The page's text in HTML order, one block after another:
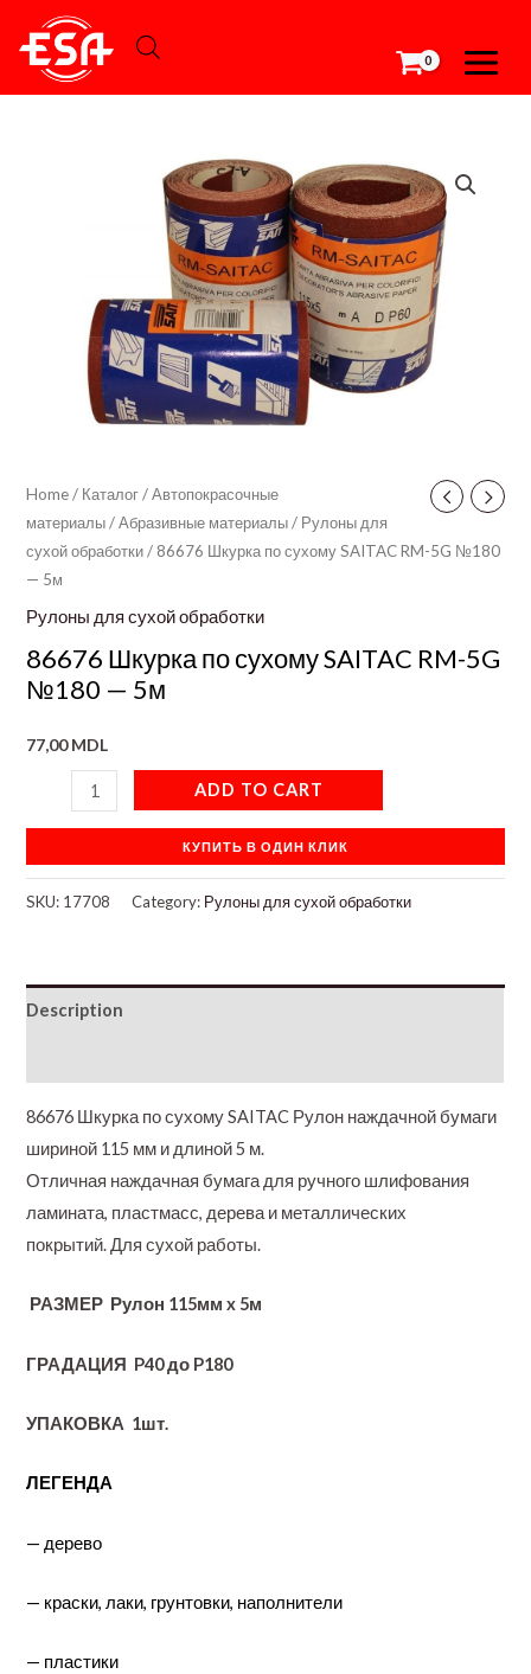
Перейти
содержимому
Home/ Каталог/Автопокрасочные
материалы/Абразивные материалы/ Рулоны для
сухой обработки/ 86676 Шкурка по сухому SAITAC RM-5G №180
— 5м
Рулоны для сухой обработки
86676 Шкурка по сухому SAITAC RM-5G
№180 — 5м
77,00MDL
ADD TO CART
КУПИТЬ В ОДИН КЛИК
SKU: 17708 Category: Рулоны для сухой обработки
Description
86676 Шкурка по сухому SAITAC Рулон наждачной бумаги
шириной 115 мм и длиной 5 м.
Отличная наждачная бумага для ручного шлифования
ламината, пластмасс, дерева и металлических
покрытий. Для сухой работы.
РАЗМЕР Рулон 115мм x 5м
ГРАДАЦИЯ P40 до P180
УПАКОВКА 1шт.
ЛЕГЕНДА
— дерево
— краски, лаки, грунтовки, наполнители
— пластики